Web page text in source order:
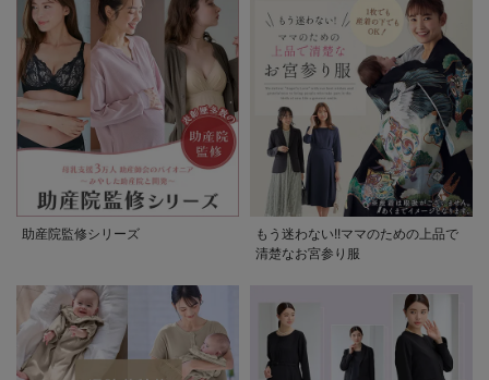
助産院監修シリーズ
もう迷わない!!ママのための上品で
清楚なお宮参り服